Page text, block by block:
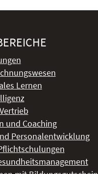
Lernen
und Coaching
Personalentwicklung